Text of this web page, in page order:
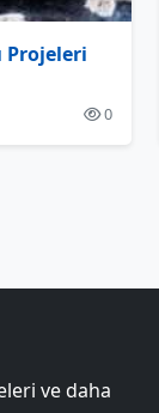
Projeleri
0
ve daha